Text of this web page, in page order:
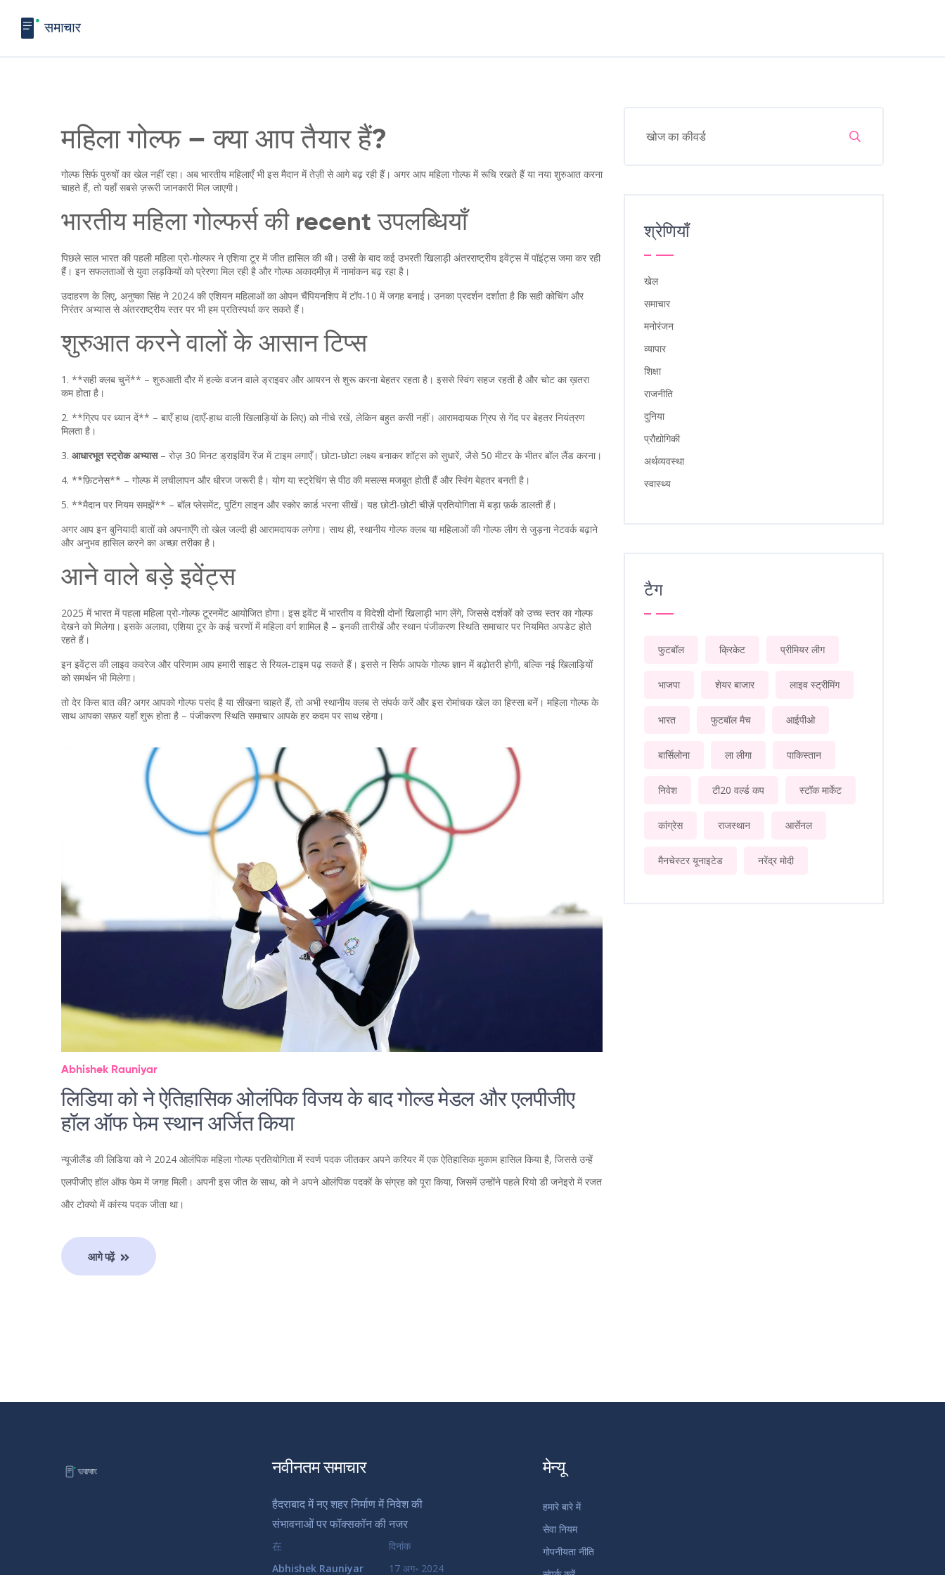
महिला गोल्फ – क्या आप तैयार हैं?
गोल्फ सिर्फ पुरुषों का खेल नहीं रहा। अब भारतीय महिलाएँ भी इस मैदान में तेज़ी से आगे बढ़ रही हैं। अगर आप महिला गोल्फ में रूचि रखते हैं या नया शुरुआत करना
चाहते हैं, तो यहाँ सबसे ज़रूरी जानकारी मिल जाएगी।
भारतीय महिला गोल्फर्स की recent उपलब्धियाँ
पिछले साल भारत की पहली महिला प्रो‑गोल्फर ने एशिया टूर में जीत हासिल की थी। उसी के बाद कई उभरती खिलाड़ी अंतरराष्ट्रीय इवेंट्स में पॉइंट्स जमा कर रही
हैं। इन सफलताओं से युवा लड़कियों को प्रेरणा मिल रही है और गोल्फ अकादमीज़ में नामांकन बढ़ रहा है।
उदाहरण के लिए, अनुष्का सिंह ने 2024 की एशियन महिलाओं का ओपन चैंपियनशिप में टॉप‑10 में जगह बनाई। उनका प्रदर्शन दर्शाता है कि सही कोचिंग और
निरंतर अभ्यास से अंतरराष्ट्रीय स्तर पर भी हम प्रतिस्पर्धा कर सकते हैं।
शुरुआत करने वालों के आसान टिप्स
1. **सही क्लब चुनें** – शुरुआती दौर में हल्के वजन वाले ड्राइवर और आयरन से शुरू करना बेहतर रहता है। इससे स्विंग सहज रहती है और चोट का ख़तरा
कम होता है।
2. **ग्रिप पर ध्यान दें** – बाएँ हाथ (दाएँ‑हाथ वाली खिलाड़ियों के लिए) को नीचे रखें, लेकिन बहुत कसी नहीं। आरामदायक ग्रिप से गेंद पर बेहतर नियंत्रण
मिलता है।
3. आधारभूत स्ट्रोक अभ्यास– रोज़ 30 मिनट ड्राइविंग रेंज में टाइम लगाएँ। छोटा‑छोटा लक्ष्य बनाकर शॉट्स को सुधारें, जैसे 50 मीटर के भीतर बॉल लैंड करना।
4. **फ़िटनेस** – गोल्फ में लचीलापन और धीरज जरूरी है। योग या स्ट्रेचिंग से पीठ की मसल्स मजबूत होती हैं और स्विंग बेहतर बनती है।
5. **मैदान पर नियम समझें** – बॉल प्लेसमेंट, पुटिंग लाइन और स्कोर कार्ड भरना सीखें। यह छोटी‑छोटी चीज़ें प्रतियोगिता में बड़ा फ़र्क डालती हैं।
अगर आप इन बुनियादी बातों को अपनाएँगे तो खेल जल्दी ही आरामदायक लगेगा। साथ ही, स्थानीय गोल्फ क्लब या महिलाओं की गोल्फ लीग से जुड़ना नेटवर्क बढ़ाने
और अनुभव हासिल करने का अच्छा तरीका है।
आने वाले बड़े इवेंट्स
2025 में भारत में पहला महिला प्रो‑गोल्फ टूरनमेंट आयोजित होगा। इस इवेंट में भारतीय व विदेशी दोनों खिलाड़ी भाग लेंगे, जिससे दर्शकों को उच्च स्तर का गोल्फ
देखने को मिलेगा। इसके अलावा, एशिया टूर के कई चरणों में महिला वर्ग शामिल है – इनकी तारीखें और स्थान पंजीकरण स्थिति समाचार पर नियमित अपडेट होते
रहते हैं।
इन इवेंट्स की लाइव कवरेज और परिणाम आप हमारी साइट से रियल‑टाइम पढ़ सकते हैं। इससे न सिर्फ आपके गोल्फ ज्ञान में बढ़ोतरी होगी, बल्कि नई खिलाड़ियों
को समर्थन भी मिलेगा।
तो देर किस बात की? अगर आपको गोल्फ पसंद है या सीखना चाहते हैं, तो अभी स्थानीय क्लब से संपर्क करें और इस रोमांचक खेल का हिस्सा बनें। महिला गोल्फ के
साथ आपका सफ़र यहाँ शुरू होता है – पंजीकरण स्थिति समाचार आपके हर कदम पर साथ रहेगा।
Abhishek Rauniyar
लिडिया को ने ऐतिहासिक ओलंपिक विजय के बाद गोल्ड मेडल और एलपीजीए
हॉल ऑफ फेम स्थान अर्जित किया
न्यूजीलैंड की लिडिया को ने 2024 ओलंपिक महिला गोल्फ प्रतियोगिता में स्वर्ण पदक जीतकर अपने करियर में एक ऐतिहासिक मुकाम हासिल किया है, जिससे उन्हें
एलपीजीए हॉल ऑफ फेम में जगह मिली। अपनी इस जीत के साथ, को ने अपने ओलंपिक पदकों के संग्रह को पूरा किया, जिसमें उन्होंने पहले रियो डी जनेइरो में रजत
और टोक्यो में कांस्य पदक जीता था।
आगे पढ़ें
श्रेणियाँ
खेल
समाचार
मनोरंजन
व्यापार
शिक्षा
राजनीति
दुनिया
प्रौद्योगिकी
अर्थव्यवस्था
स्वास्थ्य
टैग
फुटबॉल क्रिकेट प्रीमियर लीग
भाजपा शेयर बाजार लाइव स्ट्रीमिंग
भारत फुटबॉल मैच आईपीओ
बार्सिलोना ला लीगा पाकिस्तान
निवेश टी20 वर्ल्ड कप स्टॉक मार्केट
कांग्रेस राजस्थान आर्सेनल
मैनचेस्टर यूनाइटेड नरेंद्र मोदी
नवीनतम समाचार
हैदराबाद में नए शहर निर्माण में निवेश की
संभावनाओं पर फॉक्सकॉन की नजर
在
Abhishek Rauniyar
दिनांक
17 अग॰ 2024
मेन्यू
हमारे बारे में
सेवा नियम
गोपनीयता नीति